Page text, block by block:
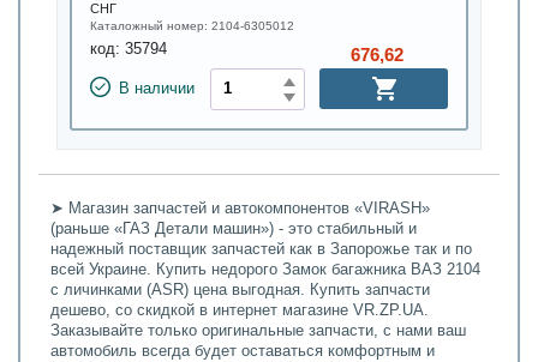
СНГ
Каталожный номер: 2104-6305012
код: 35794
В наличии
676,62
➤ Магазин запчастей и автокомпонентов «VIRASH»
(раньше «ГАЗ Детали машин») - это стабильный и
надежный поставщик запчастей как в Запорожье так и по
всей Украине. Купить недорого Замок багажника ВАЗ 2104
с личинками (ASR) цена выгодная. Купить запчасти
дешево, со скидкой в интернет магазине VR.ZP.UA.
Заказывайте только оригинальные запчасти, с нами ваш
автомобиль всегда будет оставаться комфортным и